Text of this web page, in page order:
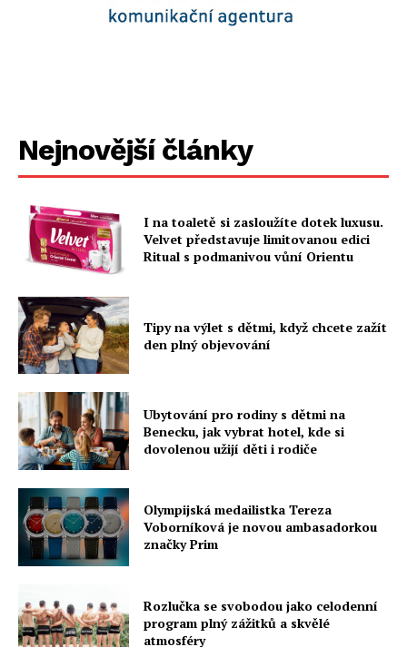
Nejnovější články
I na toaletě si zasloužíte dotek luxusu.
Velvet představuje limitovanou edici
Ritual s podmanivou vůní Orientu
Tipy na výlet s dětmi, když chcete zažít
den plný objevování
Ubytování pro rodiny s dětmi na
Benecku, jak vybrat hotel, kde si
dovolenou užijí děti i rodiče
Olympijská medailistka Tereza
Voborníková je novou ambasadorkou
značky Prim
Rozlučka se svobodou jako celodenní
program plný zážitků a skvělé
atmosféry